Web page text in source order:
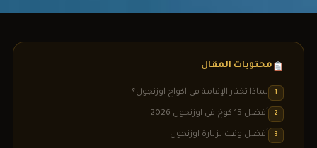
محتويات المقال
1 لماذا تختار الإقامة في اكواخ اوزنجول؟
2 أفضل 15 كوخ في اوزنجول 2026
3 أفضل وقت لزيارة اوزنجول